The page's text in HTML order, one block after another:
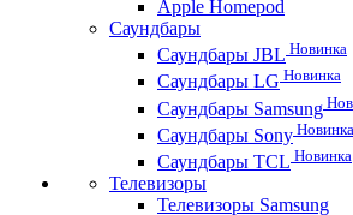
Apple Homepod
Саундбары
Саундбары JBL Новинка
Саундбары LG Новинка
Саундбары Samsung
Саундбары Sony Новинка
Саундбары TCL Новинка
Телевизоры
Телевизоры Samsung